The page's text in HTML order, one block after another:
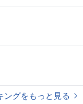
ングをもっと見る